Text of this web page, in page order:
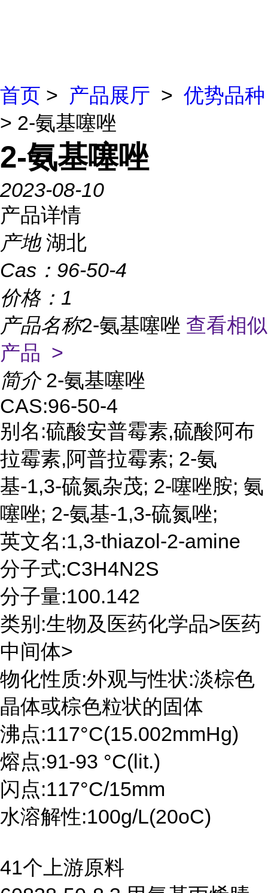
首页 > 产品展厅 > 优势品种
> 2-氨基噻唑
2-氨基噻唑
2023-08-10
产品详情
产地 湖北
Cas： 96-50-4
价格： 1
产品名称2-氨基噻唑 查看相似
产品 >
简介 2-氨基噻唑
CAS:96-50-4
别名:硫酸安普霉素,硫酸阿布
拉霉素,阿普拉霉素; 2-氨
基-1,3-硫氮杂茂; 2-噻唑胺; 氨
噻唑; 2-氨基-1,3-硫氮唑;
英文名:1,3-thiazol-2-amine
分子式:C3H4N2S
分子量:100.142
类别:生物及医药化学品>医药
中间体>
物化性质:外观与性状:淡棕色
晶体或棕色粒状的固体
沸点:117°C(15.002mmHg)
熔点:91-93 °C(lit.)
闪点:117°C/15mm
水溶解性:100g/L(20oC)
41个上游原料